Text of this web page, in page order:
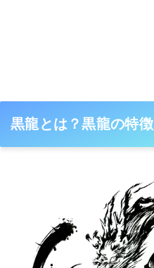
黒龍とは？黒龍の特徴